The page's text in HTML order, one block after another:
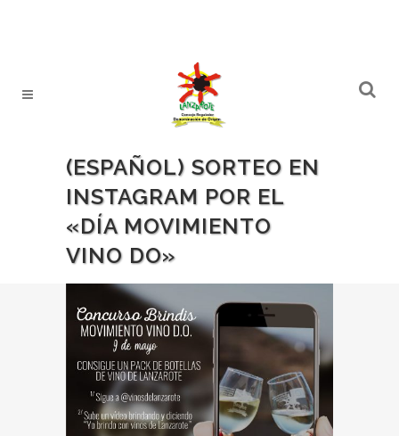
(ESPAÑOL) SORTEO EN
INSTAGRAM POR EL
«DÍA MOVIMIENTO
VINO DO»